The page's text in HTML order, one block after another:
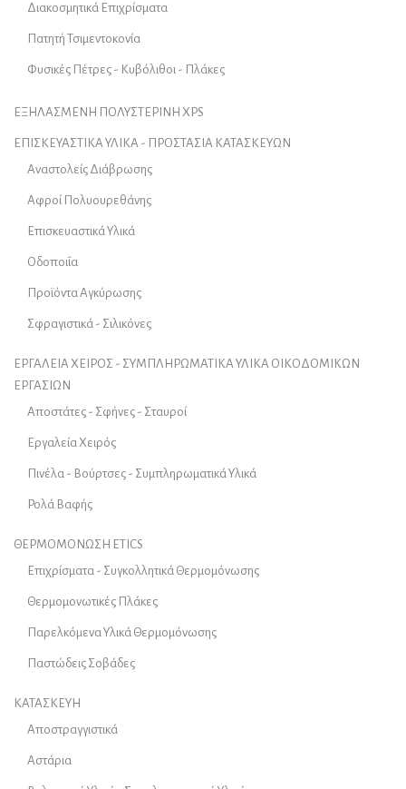
Διακοσμητικά Επιχρίσματα
Πατητή Τσιμεντοκονία
Φυσικές Πέτρες - Κυβόλιθοι - Πλάκες
ΕΞΗΛΑΣΜΕΝΗ ΠΟΛΥΣΤΕΡΙΝΗ XPS
ΕΠΙΣΚΕΥΑΣΤΙΚΑ ΥΛΙΚΑ - ΠΡΟΣΤΑΣΙΑ ΚΑΤΑΣΚΕΥΩΝ
Αναστολείς Διάβρωσης
Αφροί Πολυουρεθάνης
Επισκευαστικά Υλικά
Οδοποιΐα
Προϊόντα Αγκύρωσης
Σφραγιστικά - Σιλικόνες
ΕΡΓΑΛΕΙΑ ΧΕΙΡΟΣ - ΣΥΜΠΛΗΡΩΜΑΤΙΚΑ ΥΛΙΚΑ ΟΙΚΟΔΟΜΙΚΩΝ
ΕΡΓΑΣΙΩΝ
Αποστάτες - Σφήνες - Σταυροί
Εργαλεία Χειρός
Πινέλα - Βούρτσες - Συμπληρωματικά Υλικά
Ρολά Βαφής
ΘΕΡΜΟΜΟΝΩΣΗ ETICS
Επιχρίσματα - Συγκολλητικά Θερμομόνωσης
Θερμομονωτικές Πλάκες
Παρελκόμενα Υλικά Θερμομόνωσης
Παστώδεις Σοβάδες
ΚΑΤΑΣΚΕΥΗ
Αποστραγγιστικά
Αστάρια